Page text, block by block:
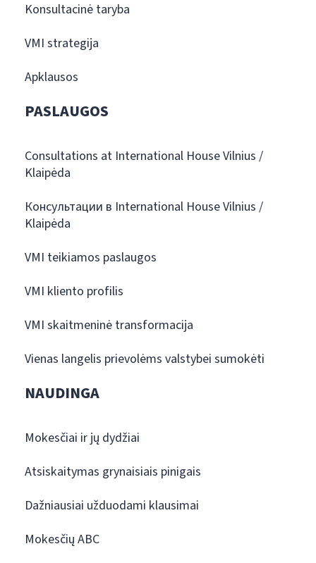
Konsultacinė taryba
VMI strategija
Apklausos
PASLAUGOS
Consultations at International House Vilnius /
Klaipėda
Консультации в International House Vilnius /
Klaipėda
VMI teikiamos paslaugos
VMI kliento profilis
VMI skaitmeninė transformacija
Vienas langelis prievolėms valstybei sumokėti
NAUDINGA
Mokesčiai ir jų dydžiai
Atsiskaitymas grynaisiais pinigais
Dažniausiai užduodami klausimai
Mokesčių ABC